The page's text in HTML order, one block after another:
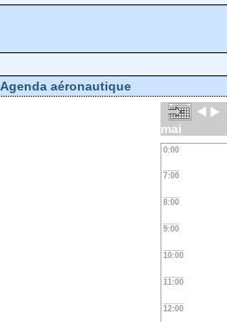
Agenda aéronautique
mai
0:00
7:00
8:00
9:00
10:00
11:00
12:00